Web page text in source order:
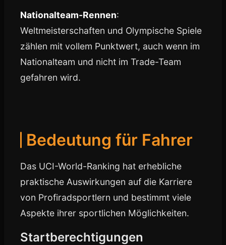
Nationalteam-Rennen:
Weltmeisterschaften und Olympische Spiele
zählen mit vollem Punktwert, auch wenn im
Nationalteam und nicht im Trade-Team
gefahren wird.
Bedeutung für Fahrer
Das UCI-World-Ranking hat erhebliche
praktische Auswirkungen auf die Karriere
von Profiradsportlern und bestimmt viele
Aspekte ihrer sportlichen Möglichkeiten.
Startberechtigungen